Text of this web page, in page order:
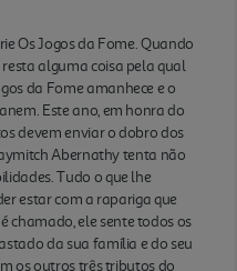
Os Jogos da Fome. Quando
alguma coisa pela qual
da Fome amanhece e o
Este ano, em honra do
devem enviar o dobro dos
Abernathy tenta não
Tudo o que lhe
estar com a rapariga que
chamado, ele sente todos os
da sua família e do seu
os outros três tributos do